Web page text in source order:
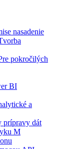
nasadenie
pokročilých
BI
a
prípravy dát
M